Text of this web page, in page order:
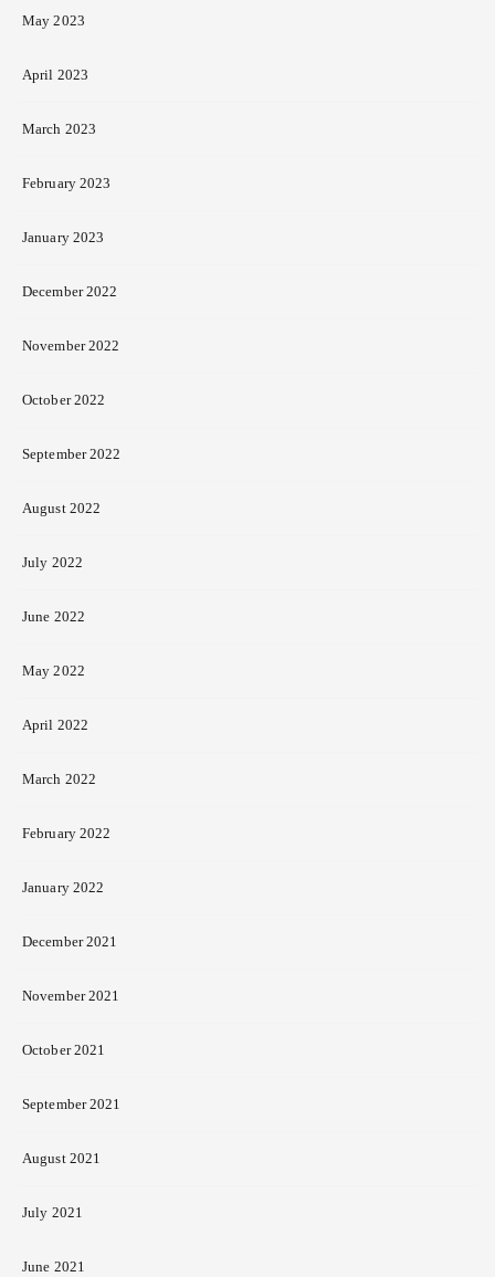
May 2023
April 2023
March 2023
February 2023
January 2023
December 2022
November 2022
October 2022
September 2022
August 2022
July 2022
June 2022
May 2022
April 2022
March 2022
February 2022
January 2022
December 2021
November 2021
October 2021
September 2021
August 2021
July 2021
June 2021